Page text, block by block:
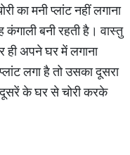
का मनी प्लांट नहीं लगाना
बनी रहती है। वास्तु
ही अपने घर में लगाना
लगा है तो उसका दूसरा
के घर से चोरी करके